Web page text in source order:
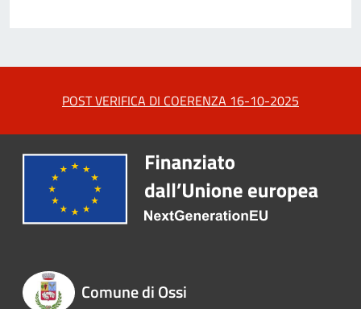
POST VERIFICA DI COERENZA 16-10-2025
Comune di Ossi